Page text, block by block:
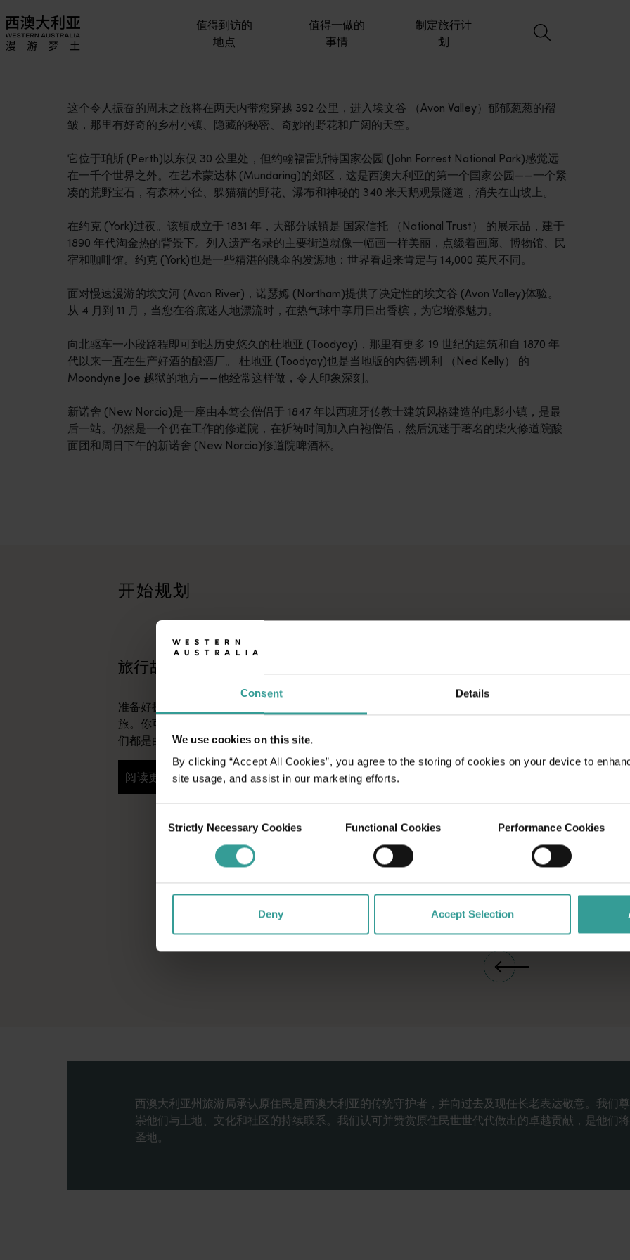
Consent Details
We use cookies on this site.
By clicking “Accept All Cookies”, you agree to the storing of cookies on your device to
site usage, and assist in our marketing efforts.
Selection
Strictly Necessary Cookies Functional Cookies Performance Cookies
Deny Accept Selection
值得到访的
地点
值得一做的
事情
制定旅行计
划
这个令人振奋的周末之旅将在两天内带您穿越 392 公里，进入埃文谷 （Avon Valley）郁郁葱葱的褶
皱，那里有好奇的乡村小镇、隐藏的秘密、奇妙的野花和广阔的天空。
它位于珀斯 (Perth)以东仅 30 公里处，但约翰福雷斯特国家公园 (John Forrest National Park)感觉远
在一千个世界之外。在艺术蒙达林 (Mundaring)的郊区，这是西澳大利亚的第一个国家公园——一个紧
凑的荒野宝石，有森林小径、躲猫猫的野花、瀑布和神秘的 340 米天鹅观景隧道，消失在山坡上。
在约克 (York)过夜。该镇成立于 1831 年，大部分城镇是 国家信托 （National Trust） 的展示品，建于
1890 年代淘金热的背景下。列入遗产名录的主要街道就像一幅画一样美丽，点缀着画廊、博物馆、民
宿和咖啡馆。约克 (York)也是一些精湛的跳伞的发源地：世界看起来肯定与 14,000 英尺不同。
面对慢速漫游的埃文河 (Avon River)，诺瑟姆 (Northam)提供了决定性的埃文谷 (Avon Valley)体验。
从 4 月到 11 月，当您在谷底迷人地漂流时，在热气球中享用日出香槟，为它增添魅力。
向北驱车一小段路程即可到达历史悠久的杜地亚 (Toodyay)，那里有更多 19 世纪的建筑和自 1870 年
代以来一直在生产好酒的酿酒厂。 杜地亚 (Toodyay)也是当地版的内德·凯利 （Ned Kelly） 的
Moondyne Joe 越狱的地方——他经常这样做，令人印象深刻。
新诺舍 (New Norcia)是一座由本笃会僧侣于 1847 年以西班牙传教士建筑风格建造的电影小镇，是最
后一站。仍然是一个仍在工作的修道院，在祈祷时间加入白袍僧侣，然后沉迷于著名的柴火修道院酸
面团和周日下午的新诺舍 (New Norcia)修道院啤酒杯。
<p>前往西澳州旅行？这里有一份实用的旅行提示清单，确保你在体验西澳州美妙的户外生活方式、多样化的文化和异世界
无论您想领略标志性的旅游目的地、令人难忘的自驾之旅，还是人迹罕至的原始荒野，我们为您提供的工具都可以助您逐一
开始规划
旅行故事
准备好探索了？请看看这些来自西澳大利亚州各地的冒险之
旅。你可以按地点和体验进行筛选，找到你感兴趣的故事，它
们都是由像你一样的旅行者撰写的。
阅读更多
阅读更多
西澳大利亚州旅游局承认原住民是西澳大利亚的传统守护者，并向过去及现任长老表达敬意。我们
崇他们与土地、文化和社区的持续联系。我们认可并赞赏原住民世世代代做出的卓越贡献，是他们
圣地。